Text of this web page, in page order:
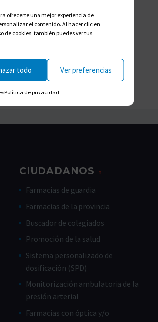
ofrecerte una mejor experiencia de
el contenido. Al hacer clic en
de cookies, también puedes ver tus
todo Ver preferencias
Política de privacidad
CIUDADANOS
Farmacias de guardia
Farmacias de la provincia
Buscador de colegiados
Promoción de la salud
Sistema personalizado de
dosificación (SPD)
Monitorización ambulatoria de la
presión arterial
Farmacias con óptica y/o